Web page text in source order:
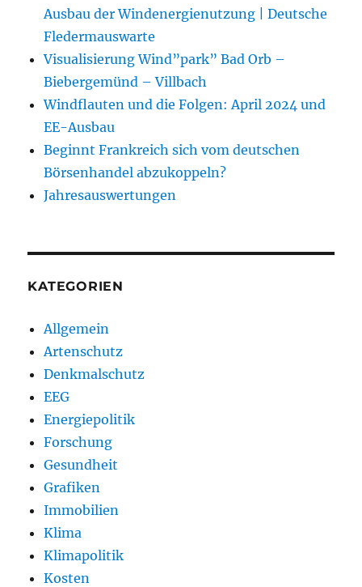
Ausbau der Windenergienutzung | Deutsche
Fledermauswarte
Visualisierung Wind”park” Bad Orb –
Biebergemünd – Villbach
Windflauten und die Folgen: April 2024 und
EE-Ausbau
Beginnt Frankreich sich vom deutschen
Börsenhandel abzukoppeln?
Jahresauswertungen
KATEGORIEN
Allgemein
Artenschutz
Denkmalschutz
EEG
Energiepolitik
Forschung
Gesundheit
Grafiken
Immobilien
Klima
Klimapolitik
Kosten